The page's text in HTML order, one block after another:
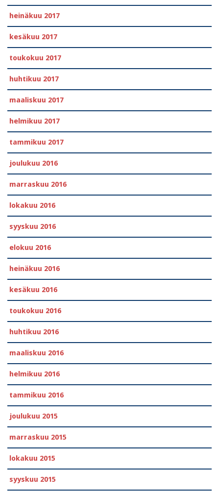
heinäkuu 2017
kesäkuu 2017
toukokuu 2017
huhtikuu 2017
maaliskuu 2017
helmikuu 2017
tammikuu 2017
joulukuu 2016
marraskuu 2016
lokakuu 2016
syyskuu 2016
elokuu 2016
heinäkuu 2016
kesäkuu 2016
toukokuu 2016
huhtikuu 2016
maaliskuu 2016
helmikuu 2016
tammikuu 2016
joulukuu 2015
marraskuu 2015
lokakuu 2015
syyskuu 2015